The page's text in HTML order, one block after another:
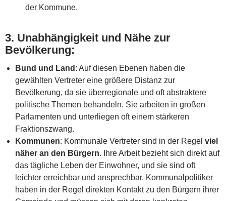
der Kommune.
3. Unabhängigkeit und Nähe zur
Bevölkerung:
Bund und Land : Auf diesen Ebenen haben die
gewählten Vertreter eine größere Distanz zur
Bevölkerung, da sie überregionale und oft abstraktere
politische Themen behandeln. Sie arbeiten in großen
Parlamenten und unterliegen oft einem stärkeren
Fraktionszwang.
Kommunen: Kommunale Vertreter sind in der Regel viel
näher an den Bürgern. Ihre Arbeit bezieht sich direkt auf
das tägliche Leben der Einwohner, und sie sind oft
leichter erreichbar und ansprechbar. Kommunalpolitiker
haben in der Regel direkten Kontakt zu den Bürgern ihrer